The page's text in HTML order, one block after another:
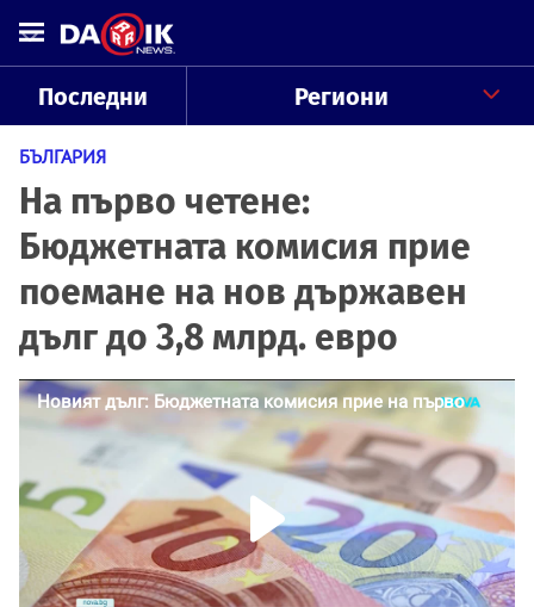
Последни Региони
БЪЛГАРИЯ
На първо четене:
Бюджетната комисия прие
поемане на нов държавен
дълг до 3,8 млрд. евро